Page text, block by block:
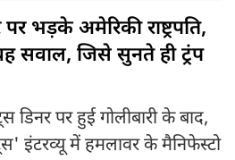
भड़के अमेरिकी राष्ट्रपति,
सवाल, जिसे सुनते ही ट्रंप
डिनर पर हुई गोलीबारी के बाद,
इंटरव्यू में हमलावर के मैनिफेस्टो